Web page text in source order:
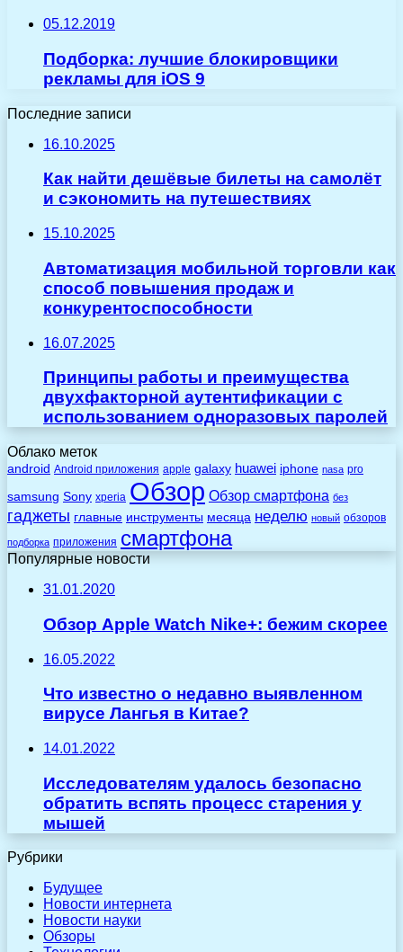
05.12.2019
Подборка: лучшие блокировщики
рекламы для iOS 9
Последние записи
16.10.2025
Как найти дешёвые билеты на самолёт
и сэкономить на путешествиях
15.10.2025
Автоматизация мобильной торговли как
способ повышения продаж и
конкурентоспособности
16.07.2025
Принципы работы и преимущества
двухфакторной аутентификации с
использованием одноразовых паролей
Облако меток
android Android приложения apple galaxy huawei iphone nasa pro
samsung Sony xperia Обзор Обзор смартфона без
гаджеты главные инструменты месяца неделю новый обзоров
подборка приложения смартфона
Популярные новости
31.01.2020
Обзор Apple Watch Nike+: бежим скорее
16.05.2022
Что известно о недавно выявленном
вирусе Лангья в Китае?
14.01.2022
Исследователям удалось безопасно
обратить вспять процесс старения у
мышей
Рубрики
Будущее
Новости интернета
Новости науки
Обзоры